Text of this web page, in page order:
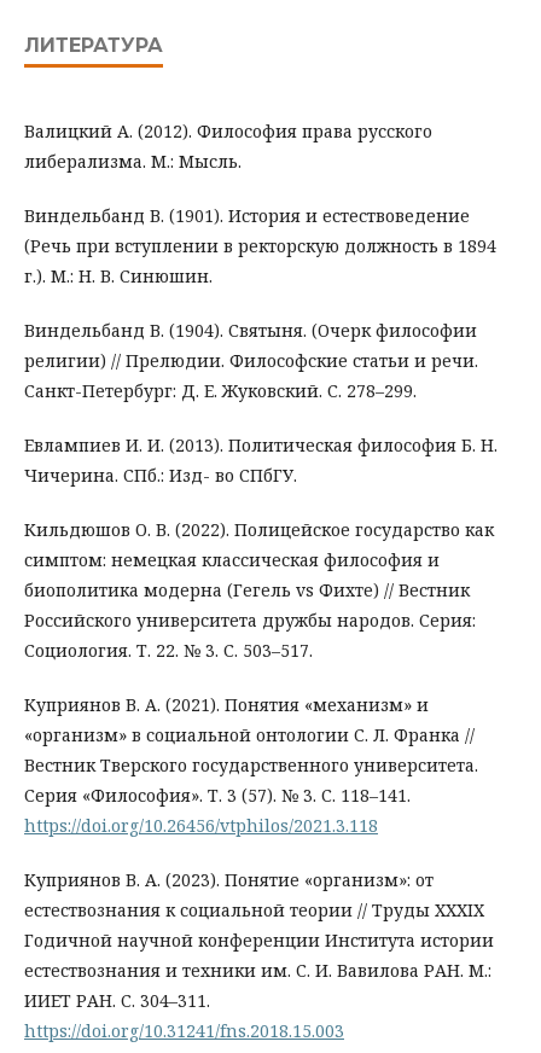
ЛИТЕРАТУРА
Валицкий А. (2012). Философия права русского
либерализма. М.: Мысль.
Виндельбанд В. (1901). История и естествоведение
(Речь при вступлении в ректорскую должность в 1894
г.). М.: Н. В. Синюшин.
Виндельбанд В. (1904). Святыня. (Очерк философии
религии) // Прелюдии. Философские статьи и речи.
Санкт-Петербург: Д. Е. Жуковский. С. 278–299.
Евлампиев И. И. (2013). Политическая философия Б. Н.
Чичерина. СПб.: Изд- во СПбГУ.
Кильдюшов О. В. (2022). Полицейское государство как
симптом: немецкая классическая философия и
биополитика модерна (Гегель vs Фихте) // Вестник
Российского университета дружбы народов. Серия:
Социология. Т. 22. № 3. С. 503–517.
Куприянов В. А. (2021). Понятия «механизм» и
«организм» в социальной онтологии С. Л. Франка //
Вестник Тверского государственного университета.
Серия «Философия». Т. 3 (57). № 3. С. 118–141.
https://doi.org/10.26456/vtphilos/2021.3.118
Куприянов В. А. (2023). Понятие «организм»: от
естествознания к социальной теории // Труды XXXIX
Годичной научной конференции Института истории
естествознания и техники им. С. И. Вавилова РАН. М.:
ИИЕТ РАН. С. 304–311.
https://doi.org/10.31241/fns.2018.15.003